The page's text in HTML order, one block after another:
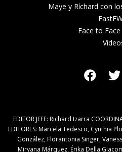
Maye y Ríchard con
Face to
EDITOR JEFE: Richard Izarra
EDITORES: Marcela Tedesco, Cynthia
González, Florantonia Singer,
Miryana Márquez, Érika Della